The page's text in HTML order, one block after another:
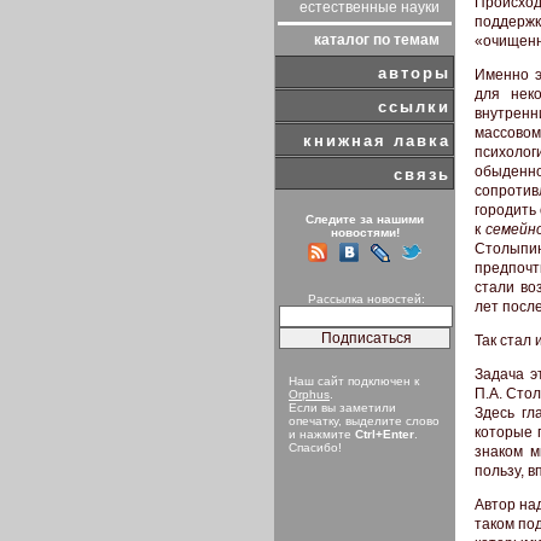
естественные науки
каталог по темам
авторы
ссылки
книжная лавка
связь
Следите за нашими
новостями!
Рассылка новостей:
Наш сайт подключен к
Orphus
Если вы заметили
опечатку, выделите слово
и нажмите Ctrl+Enter
Спасибо!
Именно
для
к
стали
лет
Так стал
Задача
П.А.
Здесь
которые
знаком
пользу,
Автор
таком